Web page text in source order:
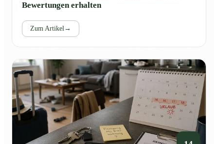
Bewertungen erhalten
Zum Artikel→